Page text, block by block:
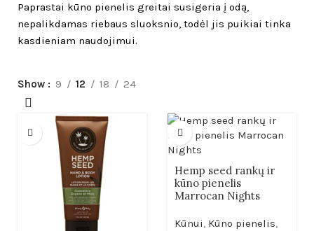
Paprastai kūno pienelis greitai susigeria į odą,
nepalikdamas riebaus sluoksnio, todėl jis puikiai tinka
kasdieniam naudojimui.
Show 9 12 18 24
Hemp seed rankų ir
kūno pienelis
Marrocan Nights
Kūnui, Kūno pienelis,